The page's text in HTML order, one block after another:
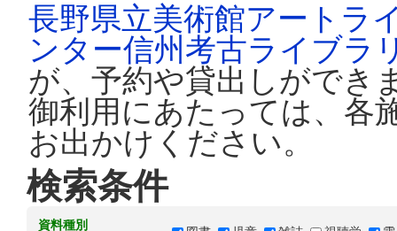
長野県立美術館アートラ
ンター信州考古ライブラ
が、予約や貸出しができ
御利用にあたっては、各
お出かけください。
検索条件
資料種別